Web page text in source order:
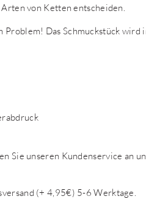
von Ketten entscheiden.
Problem! Das Schmuckstück wird
Sie unseren Kundenservice an
(+ 4,95€) 5-6 Werktage.